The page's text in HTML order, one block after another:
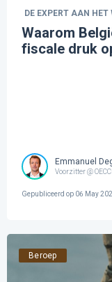
DE EXPERT AAN HET
Waarom
fiscale druk
Emmanuel
Voorzitter @
Gepubliceerd op 06 May
Beroep